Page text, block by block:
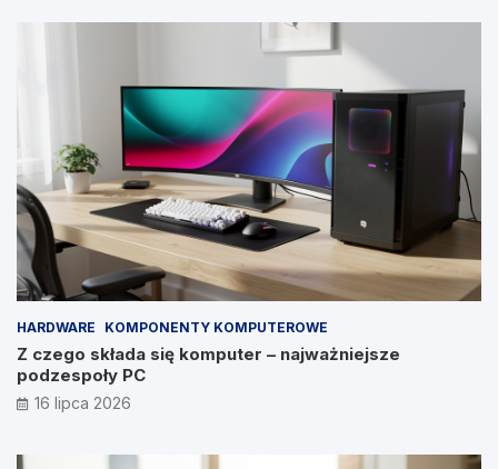
HARDWARE KOMPONENTY KOMPUTEROWE
Z czego składa się komputer – najważniejsze
podzespoły PC
16 lipca 2026